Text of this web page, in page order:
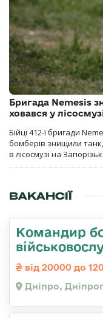
Бригада Nemesis
ховався у
Бійці 412-ї бригади
бомберів знищили
в лісосмузі на
ВАКАНСІЇ
Командир
від 20000 до
Дніпро,